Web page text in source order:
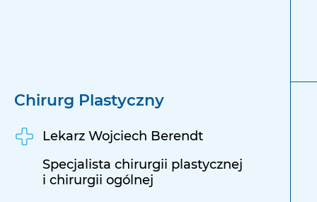
Chirurg Plastyczny
Lekarz Wojciech Berendt
Specjalista chirurgii plastycznej
i chirurgii ogólnej